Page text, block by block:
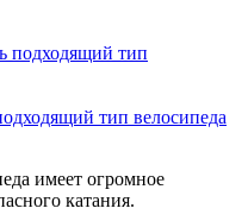
тип велосипеда
имеет огромное
катания.